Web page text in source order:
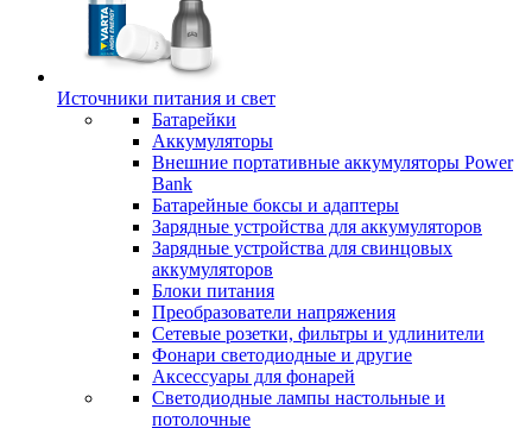
Источники питания и свет
Батарейки
Аккумуляторы
Внешние портативные аккумуляторы Power
Bank
Батарейные боксы и адаптеры
Зарядные устройства для аккумуляторов
Зарядные устройства для свинцовых
аккумуляторов
Блоки питания
Преобразователи напряжения
Сетевые розетки, фильтры и удлинители
Фонари светодиодные и другие
Аксессуары для фонарей
Светодиодные лампы настольные и
потолочные